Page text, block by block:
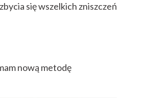
się wszelkich zniszczeń
nową metodę